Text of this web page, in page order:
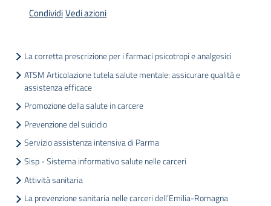
Leggi
Atti
Bandi
Argomenti
CondividiVedi azioni
La corretta prescrizione per i farmaci psicotropi e analgesici
ATSM Articolazione tutela salute mentale: assicurare qualità e
assistenza efficace
Promozione della salute in carcere
Prevenzione del suicidio
Servizio assistenza intensiva di Parma
Sisp - Sistema informativo salute nelle carceri
Attività sanitaria
La prevenzione sanitaria nelle carceri dell’Emilia-Romagna